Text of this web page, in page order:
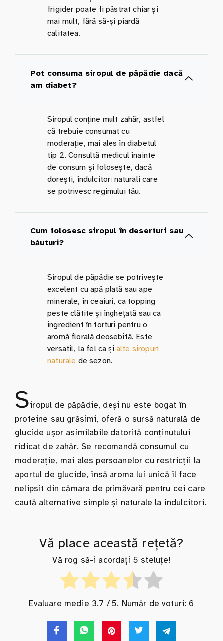
frigider poate fi păstrat chiar și
mai mult, fără să-și piardă
calitatea.
Pot consuma siropul de păpădie dacă
am diabet?
Siropul conține mult zahăr, astfel
că trebuie consumat cu
moderație, mai ales în diabetul
tip 2. Consultă medicul înainte
de consum și folosește, dacă
dorești, îndulcitori naturali care
se potrivesc regimului tău.
Cum folosesc siropul în deserturi sau
băuturi?
Siropul de păpădie se potrivește
excelent cu apă plată sau ape
minerale, în ceaiuri, ca topping
peste clătite și înghețată sau ca
ingredient în torturi pentru o
aromă florală deosebită. Este
versatil, la fel ca și alte siropuri
naturale de sezon.
Siropul de păpădie, deși nu este bogat în
proteine sau grăsimi, oferă o sursă naturală de
glucide ușor asimilabile datorită conținutului
ridicat de zahăr. Se recomandă consumul cu
moderație, mai ales persoanelor cu restricții la
aportul de glucide, însă aroma lui unică îl face
nelipsit din cămara de primăvară pentru cei care
caută alternative simple și naturale la îndulcitori.
Vă place această rețetă?
Vă rog să-i acordați 5 steluțe!
Evaluare medie 3.7 / 5. Număr de voturi: 6